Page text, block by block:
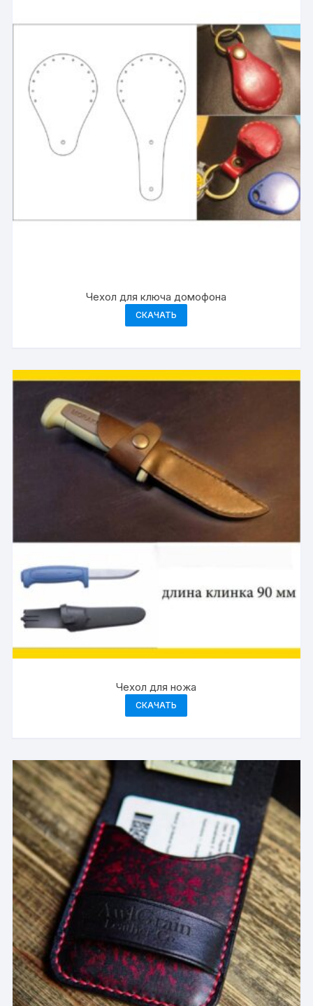
Чехол для ключа домофона
СКАЧАТЬ
Чехол для ножа
СКАЧАТЬ